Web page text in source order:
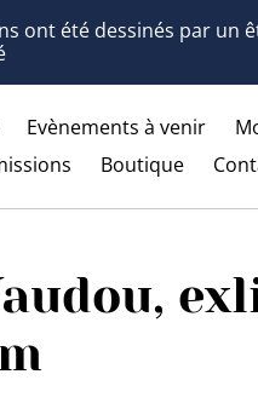
ont été dessinés par un
Evènements à venir
Boutique